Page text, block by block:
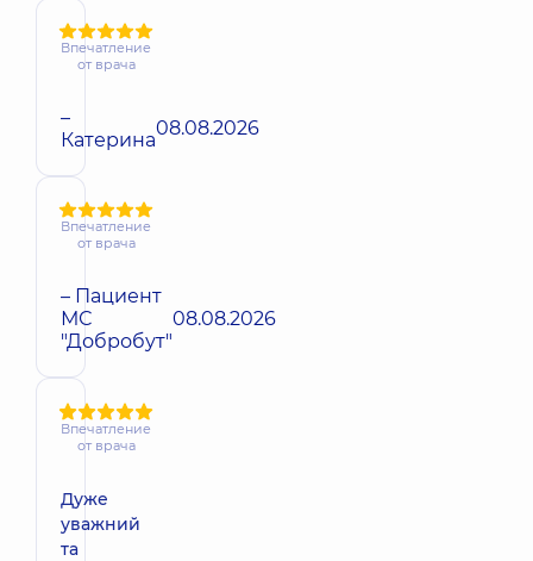
Впечатление
от врача
–
Катерина08.08.2026
Впечатление
от врача
– Пациент
МС
"Добробут"
08.08.2026
Впечатление
от врача
Дуже
уважний
та